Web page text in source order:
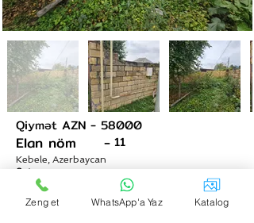
Qiymət AZN - 58000
+48 533 921 071
Elan nöm - 11
Kebele, Azerbaycan
Sotu
Sənədi
Sənədli cixarisli
Əmlak haqqinda
Zeng et WhatsApp'a Yaz Katalog